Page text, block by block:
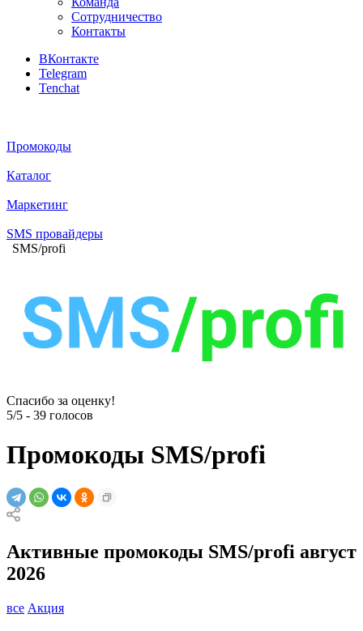
Сотрудничество
Контакты
ВКонтакте
Telegram
Tenchat
Промокоды
Каталог
Маркетинг
SMS провайдеры
SMS/profi
Спасибо за оценку!
5/5 - 39 голосов
Промокоды SMS/profi
Активные промокоды SMS/profi август
2026
все Акция